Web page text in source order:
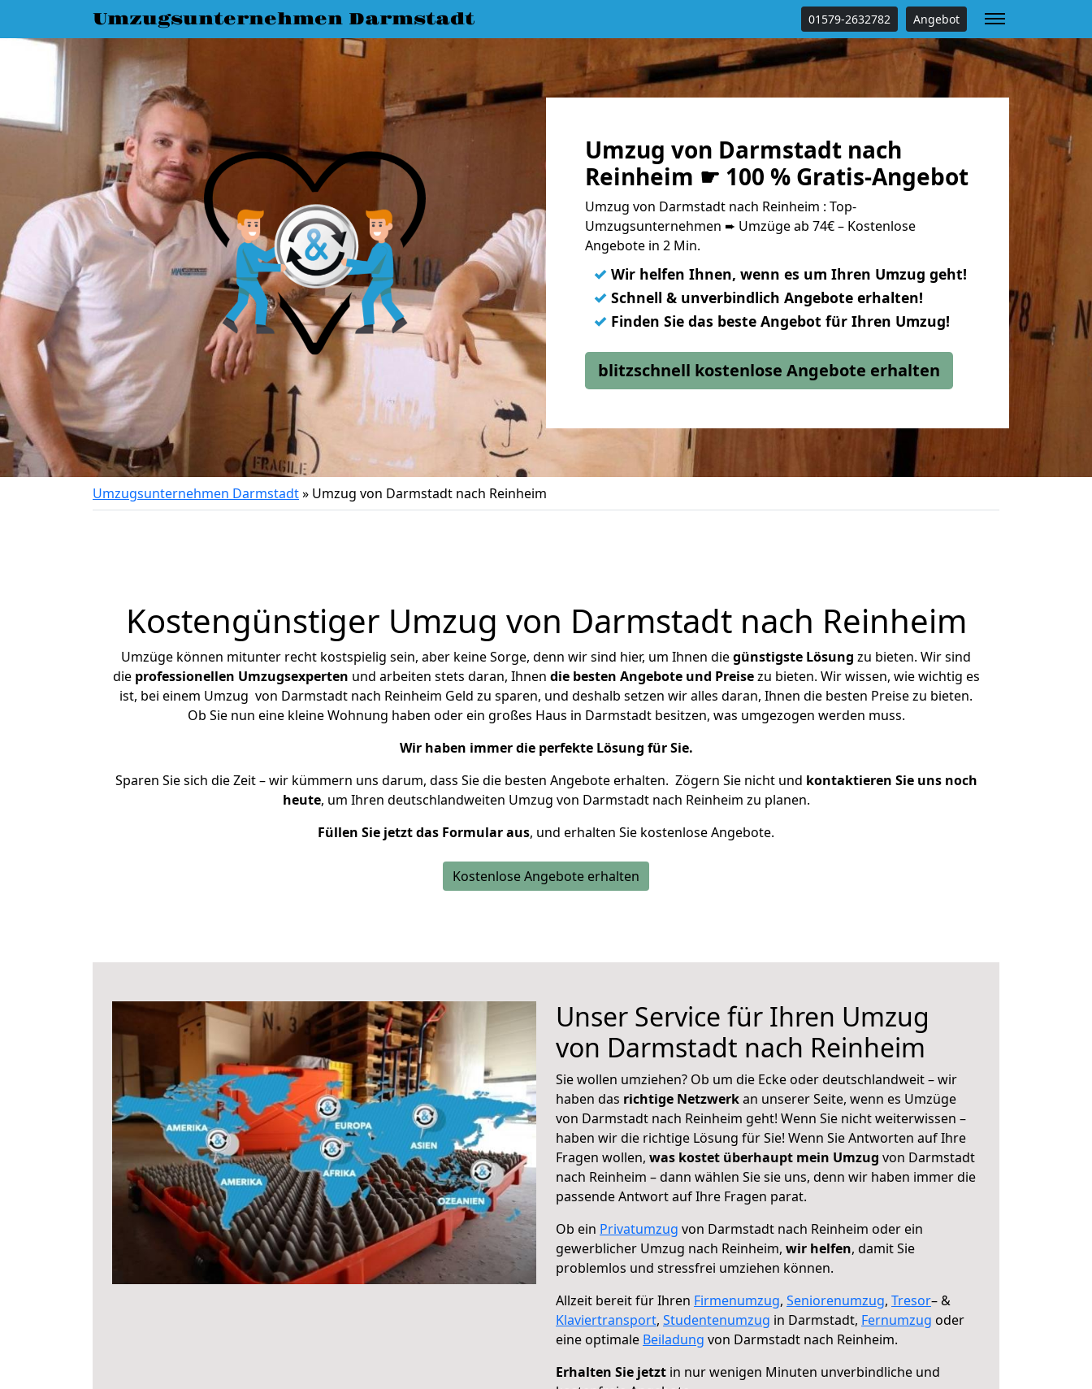
Umzugsunternehmen Darmstadt 01579-2632782 Angebot
Umzug von Darmstadt nach
Reinheim ☛ 100 % Gratis-Angebot
Umzug von Darmstadt nach Reinheim : Top-
Umzugsunternehmen ➨ Umzüge ab 74€ – Kostenlose
Angebote in 2 Min.
✓ Wir helfen Ihnen, wenn es um Ihren Umzug geht!
✓ Schnell & unverbindlich Angebote erhalten!
✓ Finden Sie das beste Angebot für Ihren Umzug!
blitzschnell kostenlose Angebote erhalten
Umzugsunternehmen Darmstadt» Umzug von Darmstadt nach Reinheim
Kostengünstiger Umzug von Darmstadt nach Reinheim
Umzüge können mitunter recht kostspielig sein, aber keine Sorge, denn wir sind hier, um Ihnen diegünstigste Lösung zu bieten. Wir sind
die professionellen Umzugsexperten und arbeiten stets daran, Ihnen die besten Angebote und Preisezu bieten. Wir wissen, wie wichtig es
ist, bei einem Umzug von Darmstadt nach Reinheim Geld zu sparen, und deshalb setzen wir alles daran, Ihnen die besten Preise zu bieten.
Ob Sie nun eine kleine Wohnung haben oder ein großes Haus in Darmstadt besitzen, was umgezogen werden muss.
Wir haben immer die perfekte Lösung für Sie.
Sparen Sie sich die Zeit – wir kümmern uns darum, dass Sie die besten Angebote erhalten. Zögern Sie nicht und kontaktieren Sie uns noch
heute, um Ihren deutschlandweiten Umzug von Darmstadt nach Reinheim zu planen.
Füllen Sie jetzt das Formular aus, und erhalten Sie kostenlose Angebote.
Kostenlose Angebote erhalten
Unser Service für Ihren Umzug
von Darmstadt nach Reinheim
Sie wollen umziehen? Ob um die Ecke oder deutschlandweit – wir
haben das richtige Netzwerkan unserer Seite, wenn es Umzüge
von Darmstadt nach Reinheim geht! Wenn Sie nicht weiterwissen –
haben wir die richtige Lösung für Sie! Wenn Sie Antworten auf Ihre
Fragen wollen, was kostet überhaupt mein Umzug von Darmstadt
nach Reinheim – dann wählen Sie sie uns, denn wir haben immer die
passende Antwort auf Ihre Fragen parat.
Ob ein Privatumzug von Darmstadt nach Reinheim oder ein
gewerblicher Umzug nach Reinheim, wir helfen, damit Sie
problemlos und stressfrei umziehen können.
Allzeit bereit für Ihren Firmenumzug, Seniorenumzug, Tresor– &
Klaviertransport, Studentenumzug in Darmstadt, Fernumzug oder
eine optimale Beiladung von Darmstadt nach Reinheim.
Erhalten Sie jetzt in nur wenigen Minuten unverbindliche und